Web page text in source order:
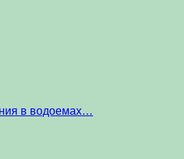
в водоемах…